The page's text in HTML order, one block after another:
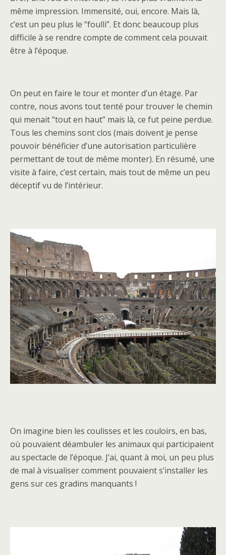
même impression. Immensité, oui, encore. Mais là,
c’est un peu plus le “foulli”. Et donc beaucoup plus
difficile à se rendre compte de comment cela pouvait
être à l’époque.
On peut en faire le tour et monter d’un étage. Par
contre, nous avons tout tenté pour trouver le chemin
qui menait “tout en haut” mais là, ce fut peine perdue.
Tous les chemins sont clos (mais doivent je pense
pouvoir bénéficier d’une autorisation particulière
permettant de tout de même monter). En résumé, une
visite à faire, c’est certain, mais tout de même un peu
déceptif vu de l’intérieur.
On imagine bien les coulisses et les couloirs, en bas,
où pouvaient déambuler les animaux qui participaient
au spectacle de l’époque. J’ai, quant à moi, un peu plus
de mal à visualiser comment pouvaient s’installer les
gens sur ces gradins manquants !